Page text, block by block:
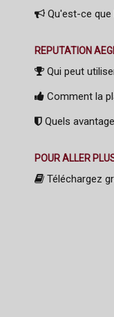
Qu'est-ce que
REPUTATION
Qui peut
Comment la
Quels
POUR ALLER
Téléchargez